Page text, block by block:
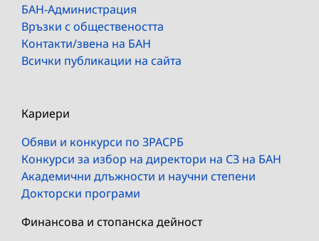
БАН-Администрация
Връзки с обществеността
Контакти/звена на БАН
Всички публикации на сайта
Кариери
Обяви и конкурси по ЗРАСРБ
Конкурси за избор на директори на СЗ на БАН
Академични длъжности и научни степени
Докторски програми
Финансова и стопанска дейност